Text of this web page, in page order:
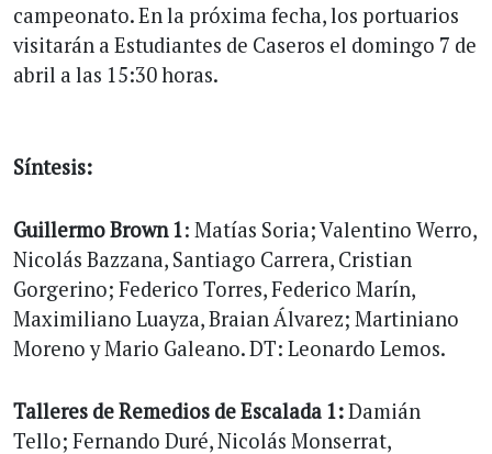
campeonato. En la próxima fecha, los portuarios
visitarán a Estudiantes de Caseros el domingo 7 de
abril a las 15:30 horas.
Síntesis:
Guillermo Brown 1: Matías Soria; Valentino Werro,
Nicolás Bazzana, Santiago Carrera, Cristian
Gorgerino; Federico Torres, Federico Marín,
Maximiliano Luayza, Braian Álvarez; Martiniano
Moreno y Mario Galeano. DT: Leonardo Lemos.
Talleres de Remedios de Escalada 1:Damián
Tello; Fernando Duré, Nicolás Monserrat,